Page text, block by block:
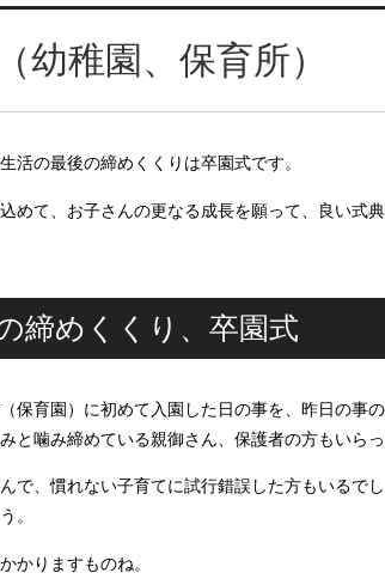
幼稚園、保育所）
活の最後の締めくくりは卒園式です。
めて、お子さんの更なる成長を願って、良い式典
締めくくり、卒園式
保育園）に初めて入園した日の事を、昨日の事
と噛み締めている親御さん、保護者の方もいら
で、慣れない子育てに試行錯誤した方もいるで
。
かりますものね。